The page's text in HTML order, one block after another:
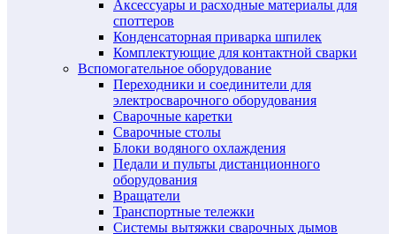
Аксессуары и расходные материалы для
споттеров
Конденсаторная приварка шпилек
Комплектующие для контактной сварки
Вспомогательное оборудование
Переходники и соединители для
электросварочного оборудования
Сварочные каретки
Сварочные столы
Блоки водяного охлаждения
Педали и пульты дистанционного
оборудования
Вращатели
Транспортные тележки
Системы вытяжки сварочных дымов